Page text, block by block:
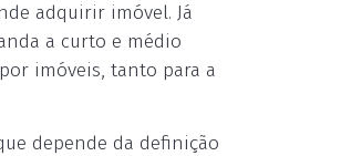
adquirir imóvel. Já
a curto e médio
imóveis, tanto para a
depende da definição